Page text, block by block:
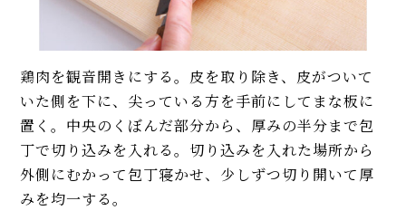
鶏肉を観音開きにする。皮を取り除き、皮がついて
いた側を下に、尖っている方を手前にしてまな板に
置く。中央のくぼんだ部分から、厚みの半分まで包
丁で切り込みを入れる。切り込みを入れた場所から
外側にむかって包丁寝かせ、少しずつ切り開いて厚
みを均一する。